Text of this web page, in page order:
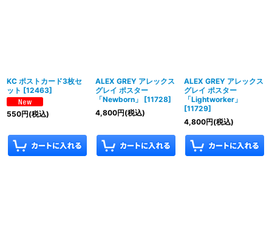
KC ポストカード3枚セ
ット [12463]
550円(税込)
ALEX GREY アレックス
グレイ ポスター
「Newborn」
[11728]
4,800円(税込)
ALEX GREY アレックス
グレイ ポスター
「Lightworker」
[11729]
4,800円(税込)